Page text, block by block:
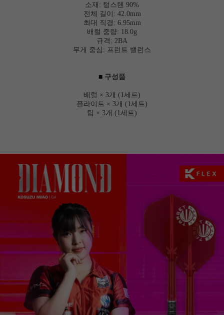
소재: 텅스텐 90%
전체 길이: 42.0mm
최대 직경: 6.95mm
배럴 중량: 18.0g
규격: 2BA
무게 중심: 프런트 밸런스
■ 구성품
배럴 × 3개 (1세트)
플라이트 × 3개 (1세트)
팁 × 3개 (1세트)